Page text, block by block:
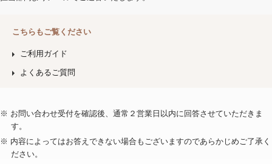
こちらもご覧ください
ご利用ガイド
よくあるご質問
※ お問い合わせ受付を確認後、通常２営業日以内に回答させていただきま
す。
※ 内容によってはお答えできない場合もございますのであらかじめご了承く
ださい。